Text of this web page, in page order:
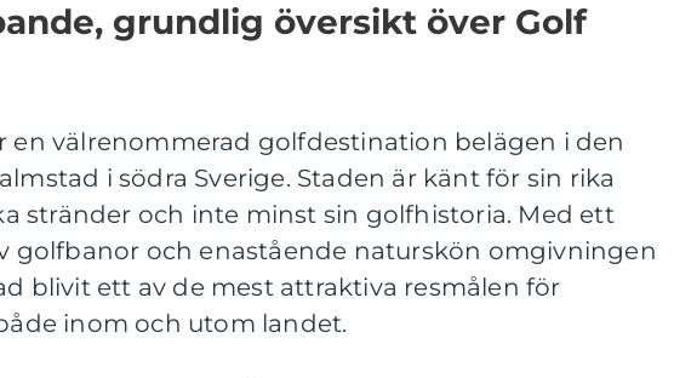
grundlig översikt över Golf
en välrenommerad golfdestination belägen i den
i södra Sverige. Staden är känt för sin rika
stränder och inte minst sin golfhistoria. Med ett
golfbanor och enastående naturskön omgivningen
blivit ett av de mest attraktiva resmålen för
inom och utom landet.